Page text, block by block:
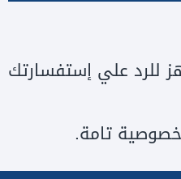
علي إستفسارتك
تامة.